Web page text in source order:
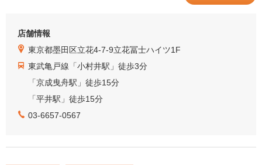
店舗情報
東京都墨田区立花4-7-9立花冨士ハイツ1F
東武亀戸線「小村井駅」徒歩3分
「京成曳舟駅」徒歩15分
「平井駅」徒歩15分
03-6657-0567